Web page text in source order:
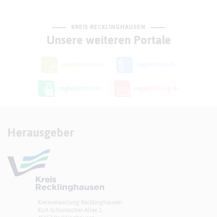
KREIS RECKLINGHAUSEN
Unsere weiteren Portale
Herausgeber
Kreisverwaltung Recklinghausen
Kurt-Schumacher-Allee 1